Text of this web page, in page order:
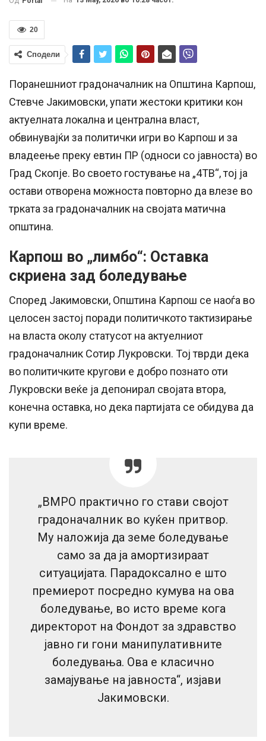
20
Сподели
Поранешниот градоначалник на Општина Карпош,
Стевче Јакимовски, упати жестоки критики кон
актуелната локална и централна власт,
обвинувајќи за политички игри во Карпош и за
владеење преку евтин ПР (односи со јавноста) во
Град Скопје. Во своето гостување на „4ТВ“, тој ја
остави отворена можноста повторно да влезе во
трката за градоначалник на својата матична
општина.
Карпош во „лимбо“: Оставка
скриена зад боледување
Според Јакимовски, Општина Карпош се наоѓа во
целосен застој поради политичкото тактизирање
на власта околу статусот на актуелниот
градоначалник Сотир Лукровски. Тој тврди дека
во политичките кругови е добро познато оти
Лукровски веќе ја депонирал својата втора,
конечна оставка, но дека партијата се обидува да
купи време.
„ВМРО практично го стави својот
градоначалник во куќен притвор.
Му наложија да земе боледување
само за да ја амортизираат
ситуацијата. Парадоксално е што
премиерот посредно кумува на ова
боледување, во исто време кога
директорот на Фондот за здравство
јавно ги гони манипулативните
боледувања. Ова е класично
замајување на јавноста“, изјави
Јакимовски.